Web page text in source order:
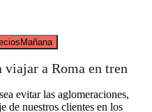
Mañana
a Roma en tren
evitar las aglomeraciones,
de nuestros clientes en los